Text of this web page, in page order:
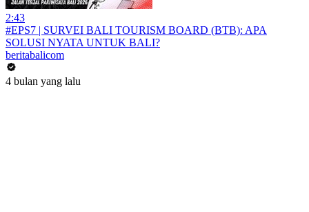
2:43
#EPS7 | SURVEI BALI TOURISM BOARD (BTB): APA
SOLUSI NYATA UNTUK BALI?
beritabalicom
4 bulan yang lalu